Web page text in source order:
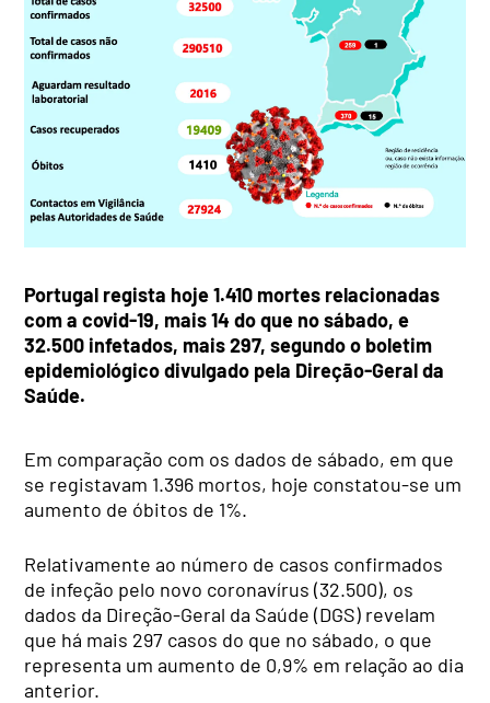
Portugal regista hoje 1.410 mortes relacionadas
com a covid-19, mais 14 do que no sábado, e
32.500 infetados, mais 297, segundo o boletim
epidemiológico divulgado pela Direção-Geral da
Saúde.
Em comparação com os dados de sábado, em que
se registavam 1.396 mortos, hoje constatou-se um
aumento de óbitos de 1%.
Relativamente ao número de casos confirmados
de infeção pelo novo coronavírus (32.500), os
dados da Direção-Geral da Saúde (DGS) revelam
que há mais 297 casos do que no sábado, o que
representa um aumento de 0,9% em relação ao dia
anterior.